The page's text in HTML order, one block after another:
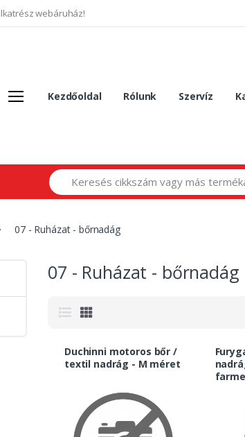
webáruház!
Kezdőoldal Rólunk Szervíz
Search
07 - Ruházat - bőrnadág
07 - Ruházat - bőrnadág
Duchinni motoros bőr /
textil nadrág - M méret